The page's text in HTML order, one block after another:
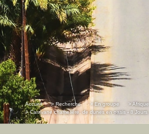
Accueil > Recherche > En groupe > Afrique
> Caravane chamelière, de dunes en oasis - 8 Jours